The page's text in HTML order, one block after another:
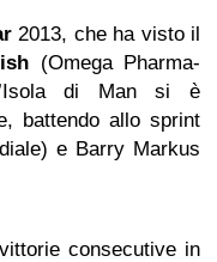
2013, che ha visto il
(Omega Pharma-
di Man si è
battendo allo sprint
e Barry Markus
consecutive in